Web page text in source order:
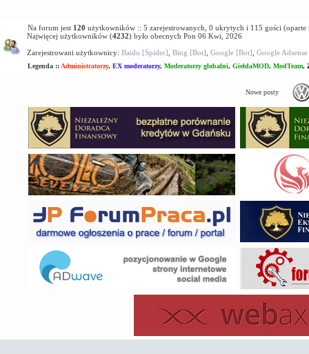
Na forum jest 120 użytkowników :: 5 zarejestrowanych, 0 ukrytych i 115 gości
Najwięcej użytkowników (4232) było obecnych Pon 06 Kwi, 2026
Zarejestrowani użytkownicy: Baidu [Spider] Bing [Bot] Google [Bot] Google
Legenda :: Administratorzy, EX moderatorzy, Moderatorzy globalni, GiełdaMOD, ModTeam,
Nowe posty